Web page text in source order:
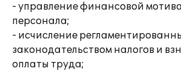
- управление финансовой
персонала;
- исчисление
законодательством налогов и
оплаты труда;